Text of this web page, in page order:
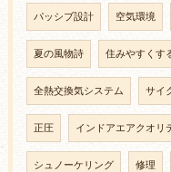
パッシブ設計 空気環境
夏の風物詩 住みやすくす
全熱交換気システム サイ
正圧 インドアエアクオリ
シュノーケリング 修理